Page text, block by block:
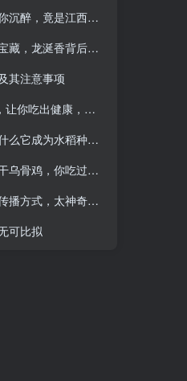
竟是江西的秘密宝藏！
涎香背后的神秘传奇
其注意事项
健康，吃出美丽！
稻种植领域的热门话题？
骨鸡，你吃过吗？
方式，太神奇了！
可比拟
竟是江西的秘密宝藏！
涎香背后的神秘传奇
其注意事项
健康，吃出美丽！
稻种植领域的热门话题？
骨鸡，你吃过吗？
方式，太神奇了！
可比拟